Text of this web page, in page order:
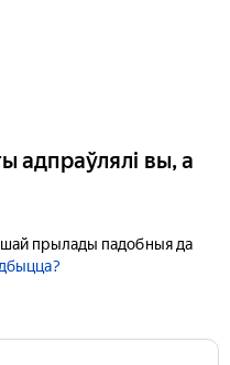
адпраўлялі вы, а
прылады падобныя да